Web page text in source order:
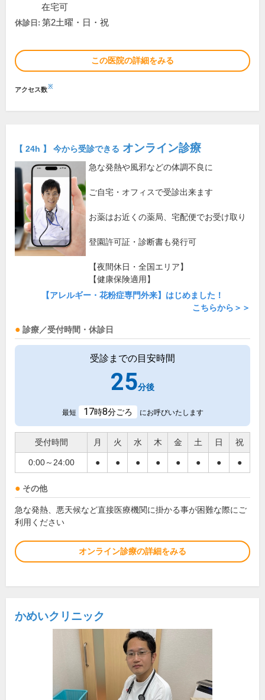
在宅可
休診日: 第2土曜・日・祝
この医院の詳細をみる
アクセス数※
【 24h 】 今から受診できる オンライン診療
急な発熱や風邪などの体調不良に
ご自宅・オフィスで受診出来ます
お薬はお近くの薬局、宅配便でお受け取り
登園許可証・診断書も発行可
【夜間休日・全国エリア】
【健康保険適用】
【アレルギー・花粉症専門外来】はじめました！
こちらから＞＞
診療／受付時間・休診日
受診までの目安時間
25分後
最短 17時8分ごろ にお呼びいたします
受付時間 月 火 水 木 金 土 日 祝
0:00～24:00 ● ● ● ● ● ● ● ●
その他
急な発熱、悪天候など直接医療機関に掛かる事が困難な際にご
利用ください
オンライン診療の詳細をみる
かめいクリニック